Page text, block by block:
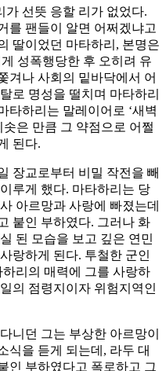
가 선뜻 응할 리가 없었다.
를 팬들이 알면 어쩌겠냐고
딸이었던 마타하리, 본명은
성폭행당한 후 오히려 유
겨나 사회의 밑바닥에서 어
로 명성을 떨치며 마타하리
타하리는 말레이어로 ‘새벽
은 만큼 그 약점으로 어쩔
된다.
장교로부터 비밀 작전을 빼
루게 했다. 마타하리는 당
아르망과 사랑에 빠졌는데
붙인 부하였다. 그러나 화
된 모습을 보고 깊은 연민
랑하게 된다. 투철한 군인
리의 매력에 그를 사랑하
의 점령지이자 위험지역인
니던 그는 부상한 아르망이
식을 듣게 되는데, 라두 대
인 부하였다고 폭로하고 그